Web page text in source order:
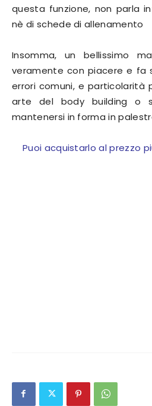
questa funzione, non parla
nè di schede di allenamento
Insomma, un bellissimo
veramente con piacere e fa
errori comuni, e particolarità
arte del body building o
mantenersi in forma in
Puoi acquistarlo al prezzo